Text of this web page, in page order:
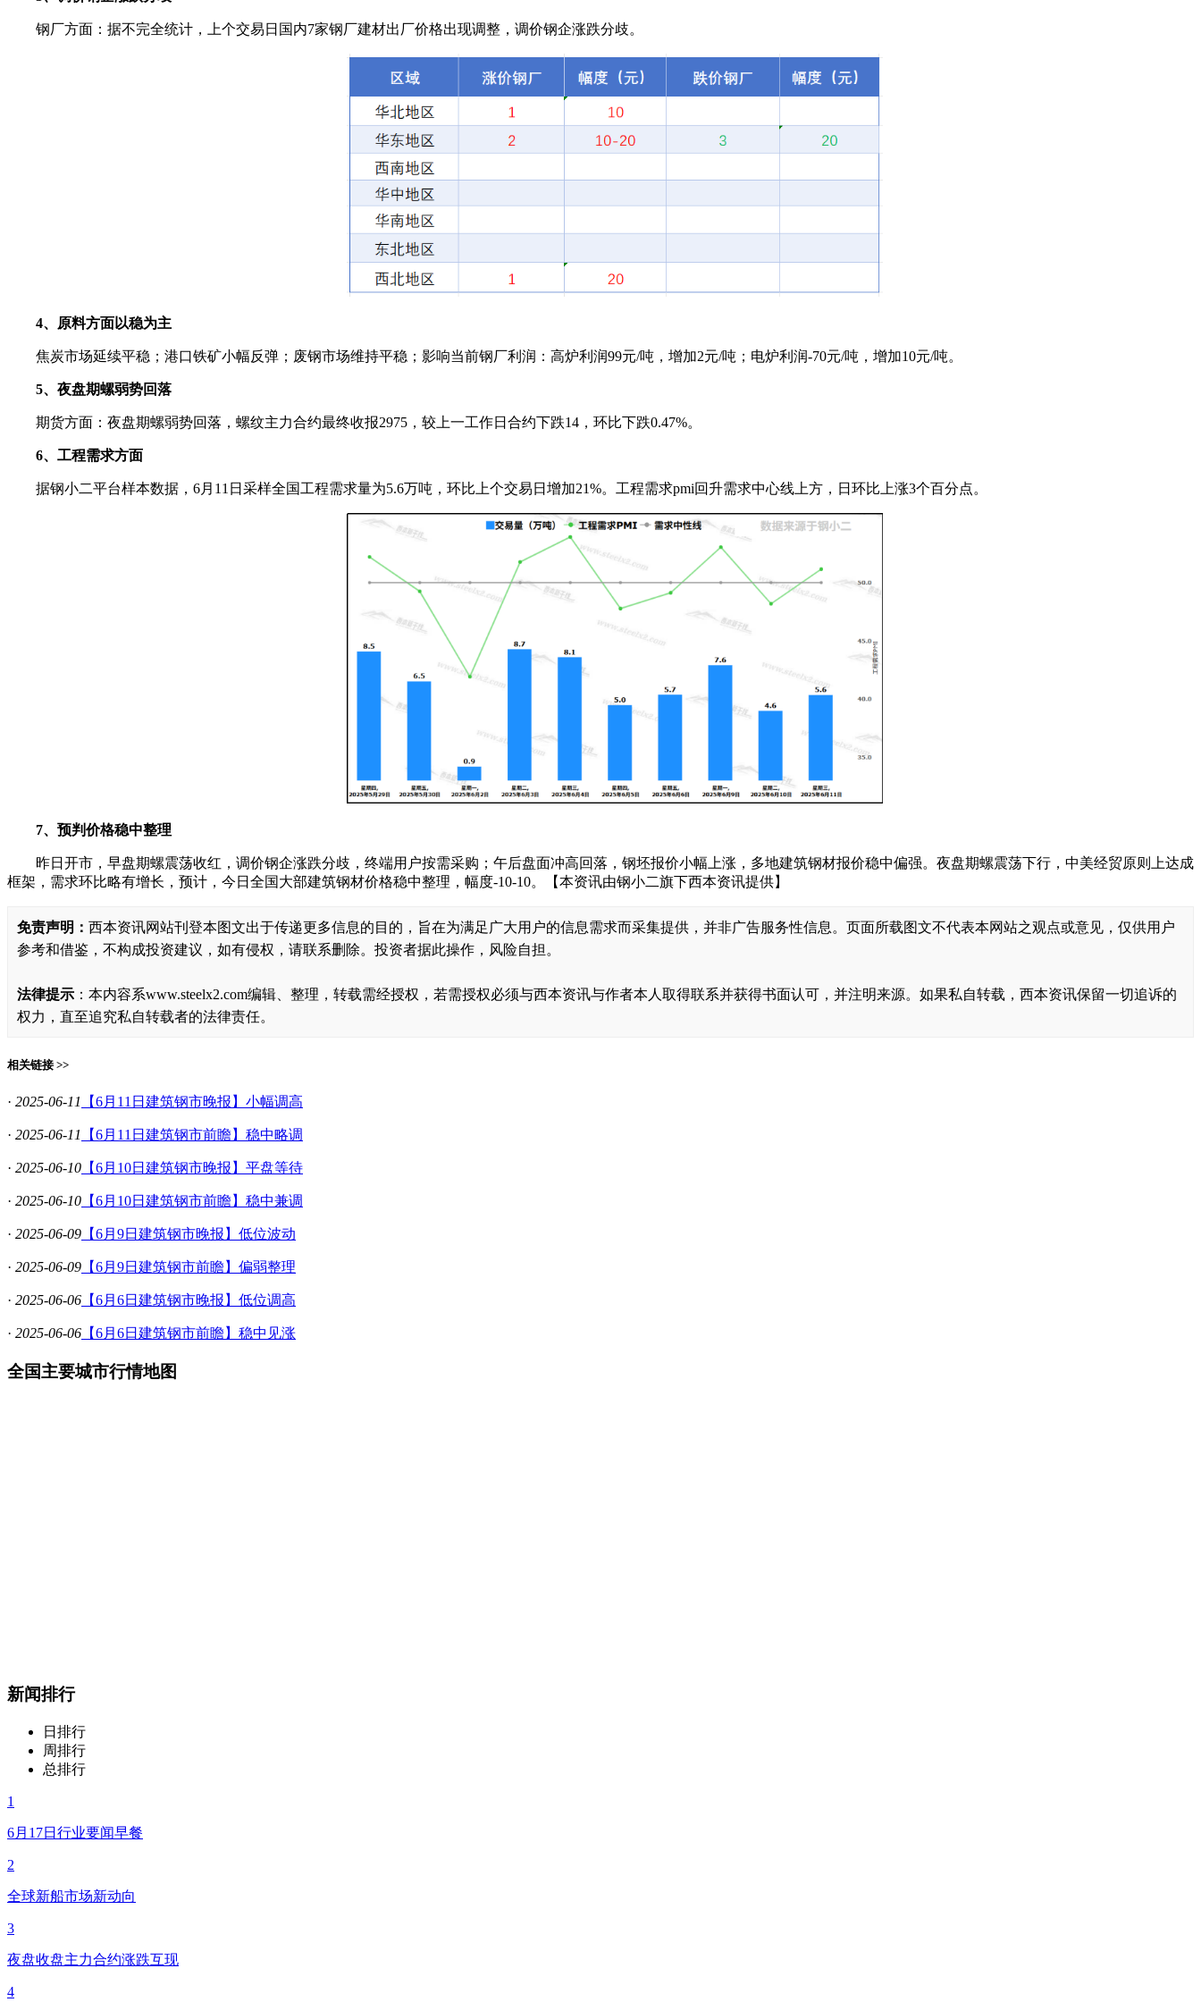
钢厂方面：据不完全统计，上个交易日国内7家钢厂建材出厂价格出现调整，调价钢企涨跌分歧。
4、原料方面以稳为主
焦炭市场延续平稳；港口铁矿小幅反弹；废钢市场维持平稳；影响当前钢厂利润：高炉利润99元/吨，增加2元/吨；电炉利润-70元/吨，增加10元/吨。
5、夜盘期螺弱势回落
期货方面：夜盘期螺弱势回落，螺纹主力合约最终收报2975，较上一工作日合约下跌14，环比下跌0.47%。
6、工程需求方面
据钢小二平台样本数据，6月11日采样全国工程需求量为5.6万吨，环比上个交易日增加21%。工程需求pmi回升需求中心线上方，日环比上涨3个百分点。
7、预判价格稳中整理
昨日开市，早盘期螺震荡收红，调价钢企涨跌分歧，终端用户按需采购；午后盘面冲高回落，钢坯报价小幅上涨，多地建筑钢材报价稳中偏强。夜盘期螺震荡下行，中美经贸原则上达成
框架，需求环比略有增长，预计，今日全国大部建筑钢材价格稳中整理，幅度-10-10。【本资讯由钢小二旗下西本资讯提供】
免责声明： 西本资讯网站刊登本图文出于传递更多信息的目的，旨在为满足广大用户的信息需求而采集提供，并非广告服务性信息。页面所载图文不代表本网站之观点或意见，仅供用户
参考和借鉴，不构成投资建议，如有侵权，请联系删除。投资者据此操作，风险自担。
法律提示 ：本内容系www.steelx2.com编辑、整理，转载需经授权，若需授权必须与西本资讯与作者本人取得联系并获得书面认可，并注明来源。如果私自转载，西本资讯保留一切追诉的
权力，直至追究私自转载者的法律责任。
相关链接 >>
· 2025-06-11 【6月11日建筑钢市晚报】小幅调高
· 2025-06-11 【6月11日建筑钢市前瞻】稳中略调
· 2025-06-10 【6月10日建筑钢市晚报】平盘等待
· 2025-06-10 【6月10日建筑钢市前瞻】稳中兼调
· 2025-06-09 【6月9日建筑钢市晚报】低位波动
· 2025-06-09 【6月9日建筑钢市前瞻】偏弱整理
· 2025-06-06 【6月6日建筑钢市晚报】低位调高
· 2025-06-06 【6月6日建筑钢市前瞻】稳中见涨
全国主要城市行情地图
新闻排行
日排行
周排行
总排行
1
6月17日行业要闻早餐
2
全球新船市场新动向
3
夜盘收盘主力合约涨跌互现
4